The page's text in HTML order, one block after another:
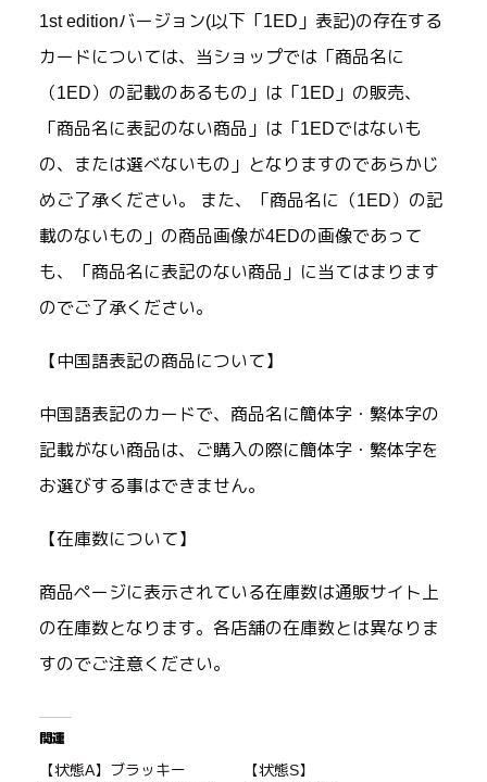
1st editionバージョン(以下「1ED」表記)の存在する
カードについては、当ショップでは「商品名に
（1ED）の記載のあるもの」は「1ED」の販売、
「商品名に表記のない商品」は「1EDではないも
の、または選べないもの」となりますのであらかじ
めご了承ください。 また、「商品名に（1ED）の記
載のないもの」の商品画像が4EDの画像であって
も、「商品名に表記のない商品」に当てはまります
のでご了承ください。
【中国語表記の商品について】
中国語表記のカードで、商品名に簡体字・繁体字の
記載がない商品は、ご購入の際に簡体字・繁体字を
お選びする事はできません。
【在庫数について】
商品ページに表示されている在庫数は通販サイト上
の在庫数となります。各店舗の在庫数とは異なりま
すのでご注意ください。
関連
【状態A】ブラッキー
【状態S】